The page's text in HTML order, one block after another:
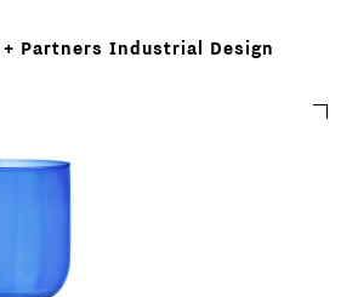
Partners Industrial Design